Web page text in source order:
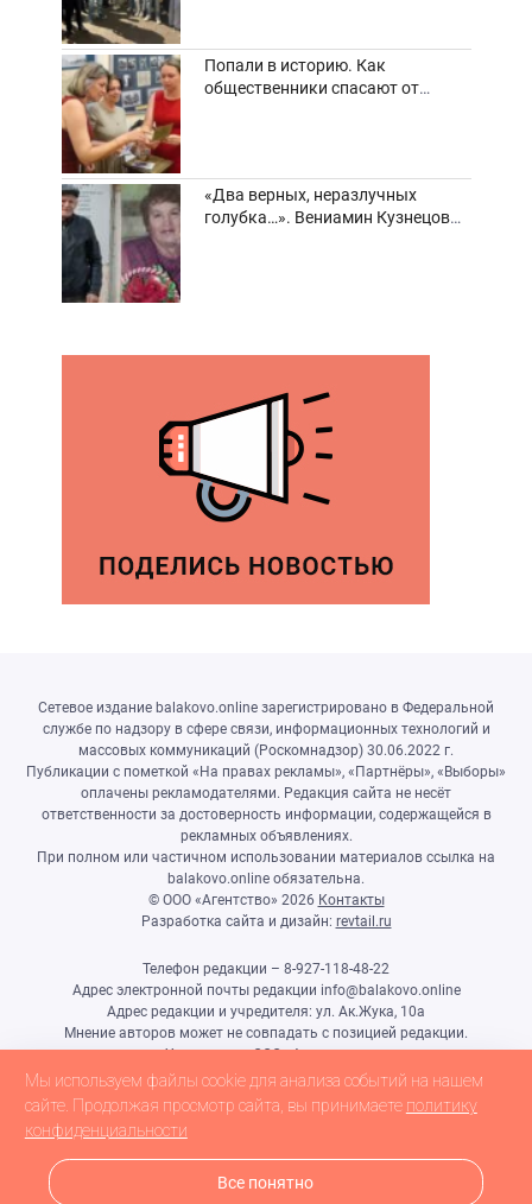
Попали в историю. Как
общественники спасают от
«Два верных, неразлучных
голубка…». Вениамин Кузнецов
Сетевое издание balakovo.online зарегистрировано в Федеральной
службе по надзору в сфере связи, информационных технологий и
массовых коммуникаций (Роскомнадзор) 30.06.2022 г.
Публикации с пометкой «На правах рекламы», «Партнёры», «Выборы»
оплачены рекламодателями. Редакция сайта не несёт
ответственности за достоверность информации, содержащейся в
рекламных объявлениях.
При полном или частичном использовании материалов ссылка на
balakovo.online обязательна.
© ООО «Агентство» 2026 Контакты
Разработка сайта и дизайн: revtail.ru
Телефон редакции – 8-927-118-48-22
Адрес электронной почты редакции info@balakovo.online
Адрес редакции и учредителя: ул. Ак.Жука, 10а
Мнение авторов может не совпадать с позицией редакции.
Учредитель: ООО «Агентство»
Гл.редактор Ивлиева Н.Н.
Настоящий ресурс может содержать материалы 18+
Мы используем файлы cookie для анализа событий на нашем
сайте. Продолжая просмотр сайта, вы принимаете политику
конфиденциальности
Все понятно